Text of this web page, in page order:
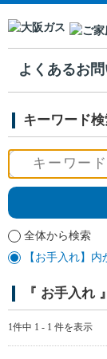
よくあるお
キーワード
全体から検索
【お手入れ】
『 お手入れ
1件中 1 - 1 件を表示